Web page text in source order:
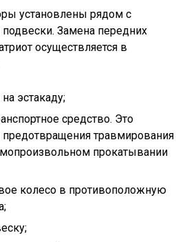
установлены рядом с
Замена передних
осуществляется в
эстакаду;
средство. Это
травмирования
прокатывании
колесо в противоположную